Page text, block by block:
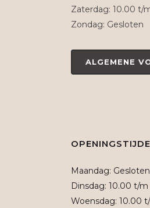
Zaterdag: 10.00 t/
Zondag: Gesloten
ALGEMENE
Maandag: Gesloten
Dinsdag: 10.00 t/m
Woensdag: 10.00